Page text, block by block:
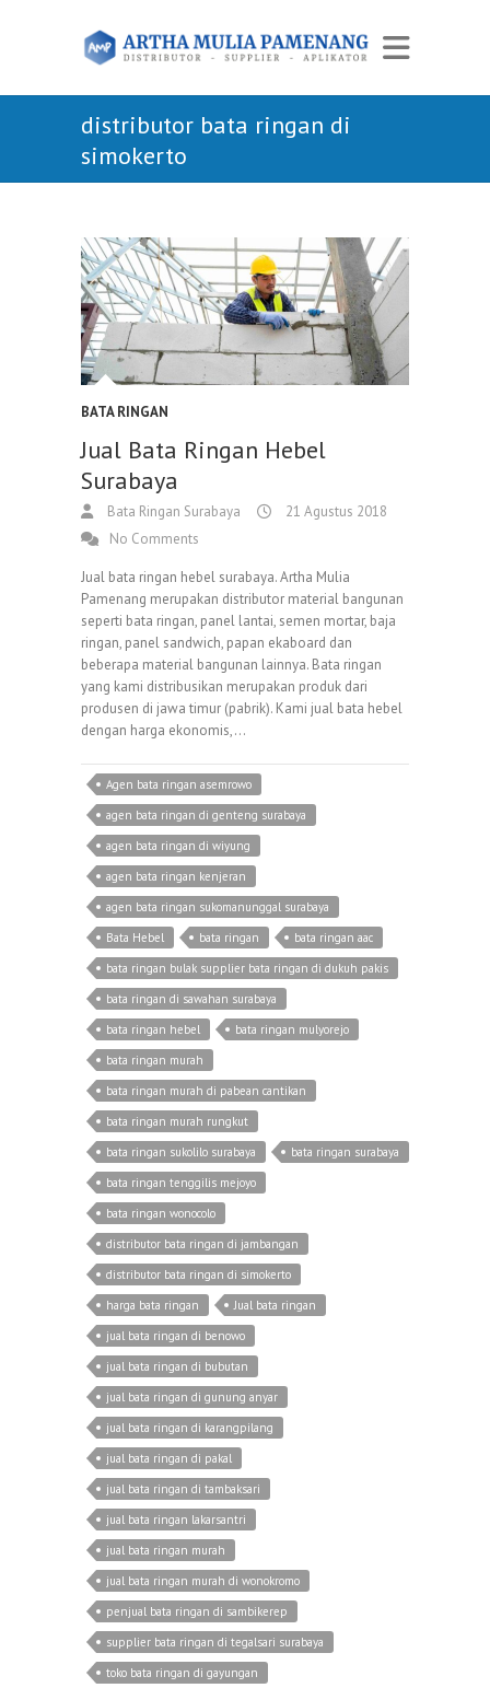
distributor bata ringan di
simokerto
BATA RINGAN
Jual Bata Ringan Hebel
Surabaya
Bata Ringan Surabaya
21 Agustus 2018
No Comments
Jual bata ringan hebel surabaya. Artha Mulia
Pamenang merupakan distributor material bangunan
seperti bata ringan, panel lantai, semen mortar, baja
ringan, panel sandwich, papan ekaboard dan
beberapa material bangunan lainnya. Bata ringan
yang kami distribusikan merupakan produk dari
produsen di jawa timur (pabrik). Kami jual bata hebel
dengan harga ekonomis,…
Agen bata ringan asemrowo
agen bata ringan di genteng surabaya
agen bata ringan di wiyung
agen bata ringan kenjeran
agen bata ringan sukomanunggal surabaya
Bata Hebel
bata ringan
bata ringan aac
bata ringan bulak supplier bata ringan di dukuh pakis
bata ringan di sawahan surabaya
bata ringan hebel
bata ringan mulyorejo
bata ringan murah
bata ringan murah di pabean cantikan
bata ringan murah rungkut
bata ringan sukolilo surabaya
bata ringan surabaya
bata ringan tenggilis mejoyo
bata ringan wonocolo
distributor bata ringan di jambangan
distributor bata ringan di simokerto
harga bata ringan
Jual bata ringan
jual bata ringan di benowo
jual bata ringan di bubutan
jual bata ringan di gunung anyar
jual bata ringan di karangpilang
jual bata ringan di pakal
jual bata ringan di tambaksari
jual bata ringan lakarsantri
jual bata ringan murah
jual bata ringan murah di wonokromo
penjual bata ringan di sambikerep
supplier bata ringan di tegalsari surabaya
toko bata ringan di gayungan